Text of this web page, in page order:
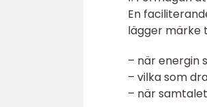
En
lägger märke
– när energin
– vilka som
– när